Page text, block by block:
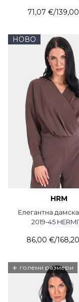
71,07 €/
НОВО
HRM
Елегантна
2019-45
86,00 €/
+ големи размери